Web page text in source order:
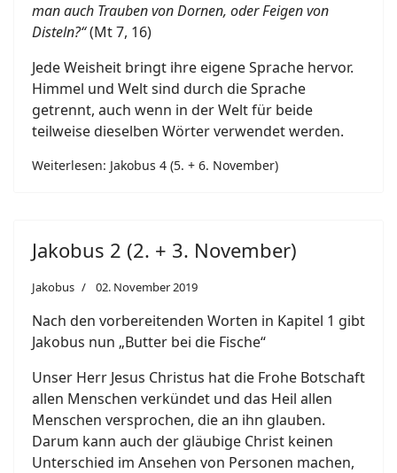
man auch Trauben von Dornen, oder Feigen von
Disteln?“(Mt 7, 16)
Jede Weisheit bringt ihre eigene Sprache hervor.
Himmel und Welt sind durch die Sprache
getrennt, auch wenn in der Welt für beide
teilweise dieselben Wörter verwendet werden.
Weiterlesen: Jakobus 4 (5. + 6. November)
Jakobus 2 (2. + 3. November)
Jakobus 02. November 2019
Nach den vorbereitenden Worten in Kapitel 1 gibt
Jakobus nun „Butter bei die Fische“
Unser Herr Jesus Christus hat die Frohe Botschaft
allen Menschen verkündet und das Heil allen
Menschen versprochen, die an ihn glauben.
Darum kann auch der gläubige Christ keinen
Unterschied im Ansehen von Personen machen,